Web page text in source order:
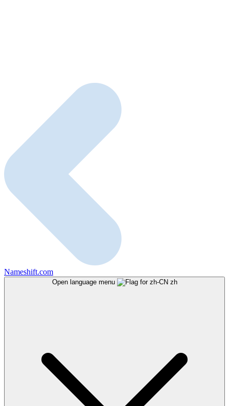
Nameshift.com
Open language menu zh